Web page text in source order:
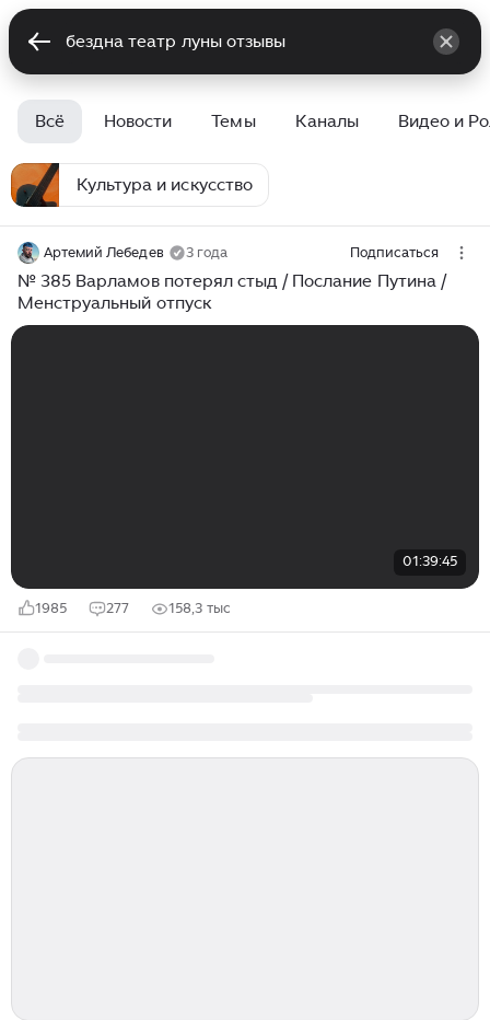
Всё Новости Темы Каналы Видео и
Культура и искусство
Артемий Лебедев 3 года Подписаться
№ 385 Варламов потерял стыд / Послание Путина /
Менструальный отпуск
01:39:45
1985 277 158,3 тыс